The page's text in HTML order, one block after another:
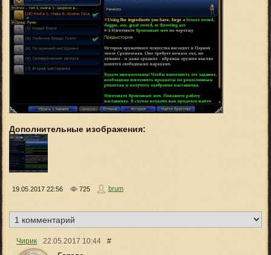
Дополнительные изображения:
19.05.2017 22:56 725 brum
Чирик 22.05.2017 10:44 #